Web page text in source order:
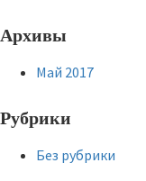
Архивы
Май 2017
Рубрики
Без рубрики